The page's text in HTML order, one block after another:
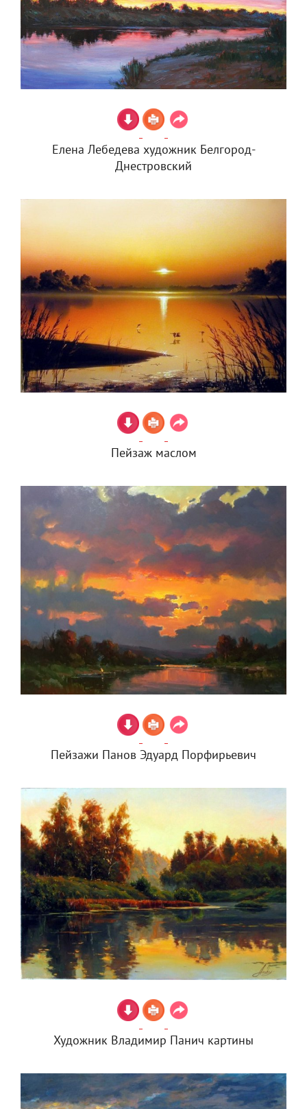
Елена Лебедева художник Белгород-
Днестровский
Пейзаж маслом
Пейзажи Панов Эдуард Порфирьевич
Художник Владимир Панич картины